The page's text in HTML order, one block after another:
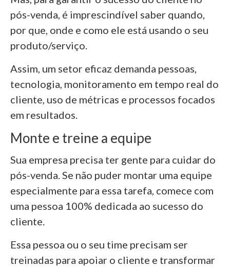
pós-venda, é imprescindível saber quando,
por que, onde e como ele está usando o seu
produto/serviço.
Assim, um setor eficaz demanda pessoas,
tecnologia, monitoramento em tempo real do
cliente, uso de métricas e processos focados
em resultados.
Monte e treine a equipe
Sua empresa precisa ter gente para cuidar do
pós-venda. Se não puder montar uma equipe
especialmente para essa tarefa, comece com
uma pessoa 100% dedicada ao sucesso do
cliente.
Essa pessoa ou o seu time precisam ser
treinadas para apoiar o cliente e transformar